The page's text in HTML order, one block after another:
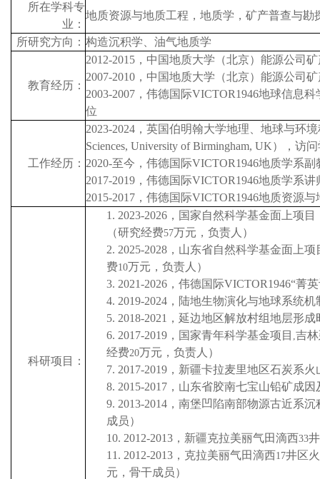
所在学科专
业：
地质资源与地质工程，地质学，矿产普查与勘
所研究方向： 构造沉积学、油气地质学
教育经历：
2012-2015 ，中国地质大学（北京）能源公司
2007-2010 ，中国地质大学（北京）能源公司
2003-2007 ，伟德国际VICTOR1946地球信息
位
工作经历：
2023-2024 ，英国伯明翰大学地理、地球与环
Sciences, University of Birmingham, UK），访
2020-至今，伟德国际VICTOR1946地质学系副
2017-2019 ，伟德国际VICTOR1946地质学系讲
2015-2017 ，伟德国际VICTOR1946地质资源
科研项目：
1. 2023-2026 ，国家自然科学基金面上项
（研究经费57万元，负责人）
2. 2025-2028 ，山东省自然科学基金面上
费10万元，负责人）
3. 2021-2026 ，伟德国际VICTOR1946“菁
4. 2019-2024 ，陆地生物演化与地球系统
5. 2018-2021 ，延边地区解放村组地层形
6. 2017-2019 ，国家青年科学基金项目 ,吉
经费20万元，负责人）
7. 2017-2019 ，新疆卡拉麦里地区石炭系
8. 2015-2017 ，山东省胶南七宝山铅矿成
9. 2013-2014 ，南堡凹陷南部物源古近系
成员）
10. 2012-2013 ，新疆克拉美丽气田滴西33
11. 2012-2013 ，克拉美丽气田滴西17井区
元，骨干成员）